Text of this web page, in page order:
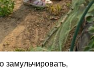
замульчировать,